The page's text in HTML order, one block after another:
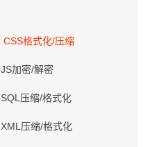
CSS格式化/压缩
JS加密/解密
SQL压缩/格式化
XML压缩/格式化